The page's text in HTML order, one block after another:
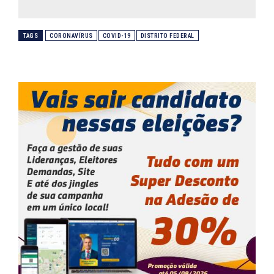
TAGS CORONAVÍRUS COVID-19 DISTRITO FEDERAL